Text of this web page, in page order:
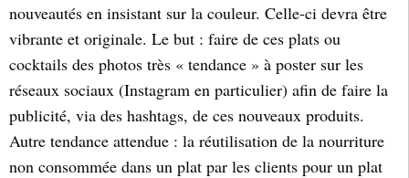
nouveautés en insistant sur la couleur. Celle-ci devra être
vibrante et originale. Le but : faire de ces plats ou
cocktails des photos très « tendance » à poster sur les
réseaux sociaux (Instagram en particulier) afin de faire la
publicité, via des hashtags, de ces nouveaux produits.
Autre tendance attendue : la réutilisation de la nourriture
non consommée dans un plat par les clients pour un plat